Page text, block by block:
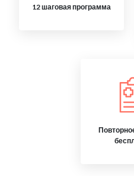
12 шаговая программа